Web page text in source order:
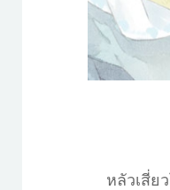
หลัวเสี่ย